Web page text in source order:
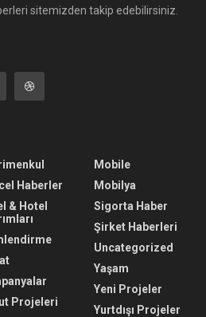
sitemizden takip edebilirsiniz.
Haberler
& Hotel
Projeleri
Mobile
Mobilya
Sigorta Haber
Şirket Haberleri
Uncategorized
Yaşam
Yeni Projeler
Yurtdışı Projeler